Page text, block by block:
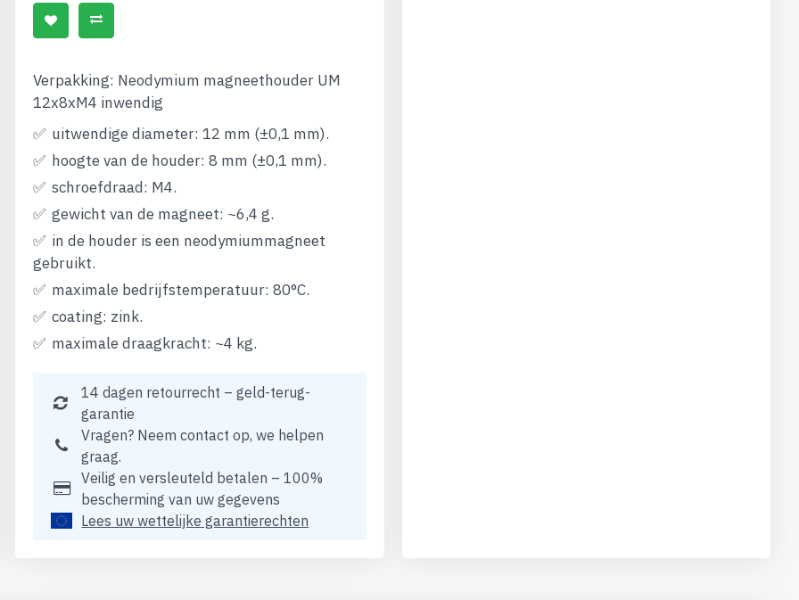
Verpakking: Neodymium magneethouder UM
12x8xM4 inwendig
uitwendige diameter: 12 mm (±0,1 mm).
hoogte van de houder: 8 mm (±0,1 mm).
schroefdraad: M4.
gewicht van de magneet: ~6,4 g.
in de houder is een neodymiummagneet
gebruikt.
maximale bedrijfstemperatuur: 80°C.
coating: zink.
maximale draagkracht: ~4 kg.
14 dagen retourrecht – geld-terug-
garantie
Vragen? Neem contact op, we helpen
graag.
Veilig en versleuteld betalen – 100%
bescherming van uw gegevens
Lees uw wettelijke garantierechten